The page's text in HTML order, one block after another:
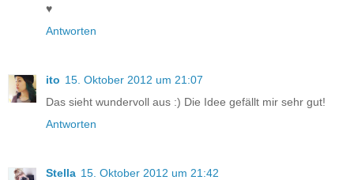
♥
Antworten
ito 15. Oktober 2012 um 21:07
Das sieht wundervoll aus :) Die Idee gefällt mir sehr gut!
Antworten
Stella 15. Oktober 2012 um 21:42